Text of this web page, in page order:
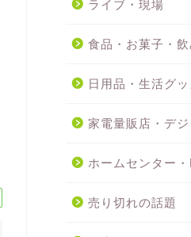
ライブ・現場
食品・お菓子・飲
日用品・生活グ
家電量販店・デ
ホームセンター
売り切れの話題